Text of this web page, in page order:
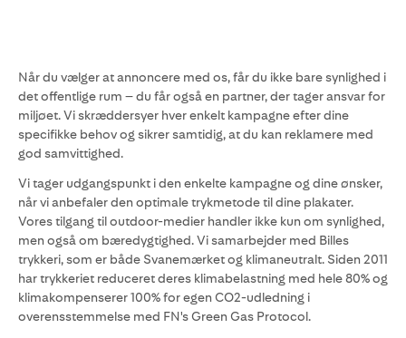
Når du vælger at annoncere med os, får du ikke bare synlighed i
det offentlige rum – du får også en partner, der tager ansvar for
miljøet. Vi skræddersyer hver enkelt kampagne efter dine
specifikke behov og sikrer samtidig, at du kan reklamere med
god samvittighed.
Vi tager udgangspunkt i den enkelte kampagne og dine ønsker,
når vi anbefaler den optimale trykmetode til dine plakater.
Vores tilgang til outdoor-medier handler ikke kun om synlighed,
men også om bæredygtighed. Vi samarbejder med Billes
trykkeri, som er både Svanemærket og klimaneutralt. Siden 2011
har trykkeriet reduceret deres klimabelastning med hele 80% og
klimakompenserer 100% for egen CO2-udledning i
overensstemmelse med FN's Green Gas Protocol.